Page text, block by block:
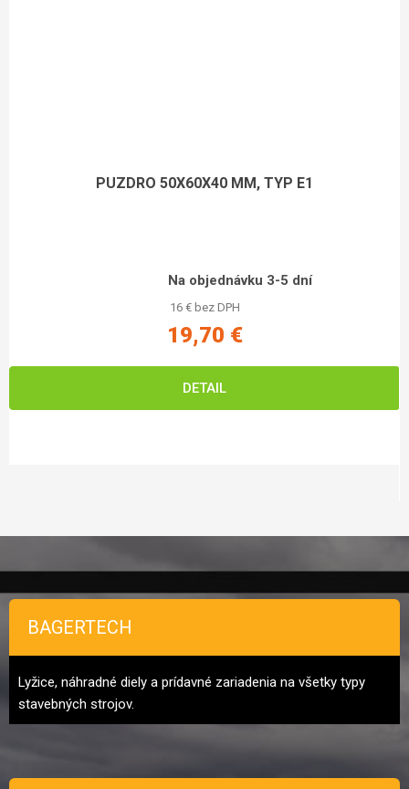
PUZDRO 50X60X40 MM, TYP E1
Na objednávku 3-5 dní
16 € bez DPH
19,70 €
DETAIL
BAGERTECH
Lyžice, náhradné diely a prídavné zariadenia na všetky typy
stavebných strojov.